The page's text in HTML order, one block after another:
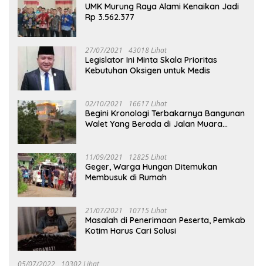
UMK Murung Raya Alami Kenaikan Jadi
Rp 3.562.377
27/07/2021 43018 Lihat
Legislator Ini Minta Skala Prioritas
Kebutuhan Oksigen untuk Medis
02/10/2021 16617 Lihat
Begini Kronologi Terbakarnya Bangunan
Walet Yang Berada di Jalan Muara
11/09/2021 12825 Lihat
Geger, Warga Hungan Ditemukan
Membusuk di Rumah
21/07/2021 10715 Lihat
Masalah di Penerimaan Peserta, Pemkab
Kotim Harus Cari Solusi
05/07/2022 10302 Lihat